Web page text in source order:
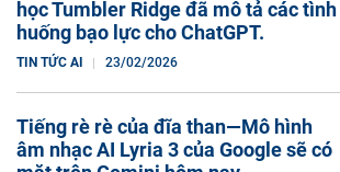
học Tumbler Ridge đã mô tả các tình
huống bạo lực cho ChatGPT.
TIN TỨC AI 23/02/2026
Tiếng rè rè của đĩa than—Mô hình
âm nhạc AI Lyria 3 của Google sẽ có